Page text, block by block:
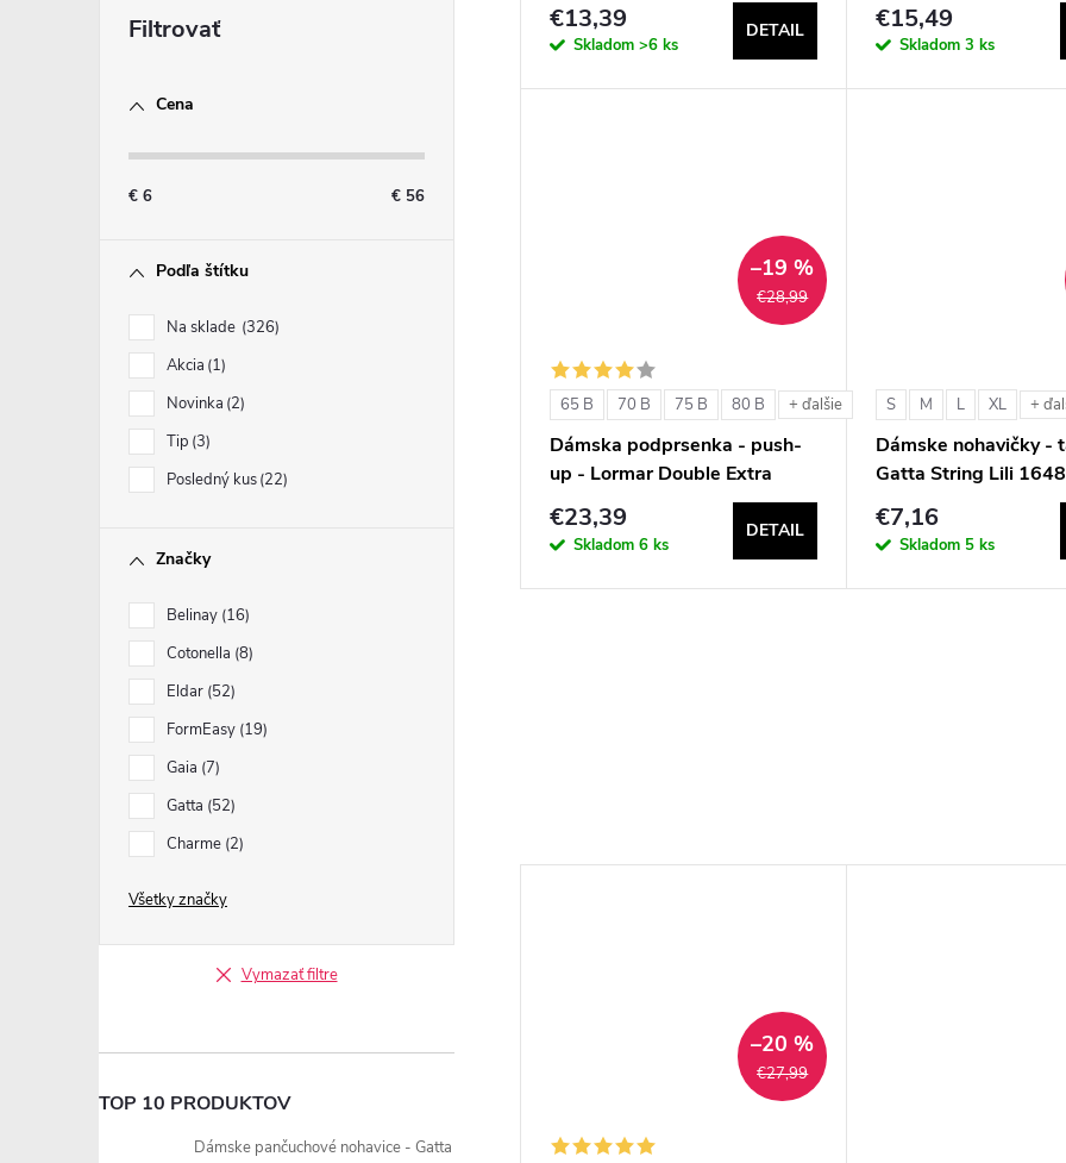
Cena
€ 6 € 56
Podľa štítku
Na sklade 326
Akcia 1
Novinka 2
Tip 3
Posledný kus 22
Značky
Belinay 16
Cotonella 8
Eldar 52
FormEasy 19
Gaia 7
Gatta 52
Charme 2
Všetky značky
Vymazať filtre
TOP 10 PRODUKTOV
Dámske pančuchové nohavice - Gatta
d
€13,39
Skladom >6 ks
DETAIL €15,49
Skladom3 ks
€28,99
–19 %
65 B 70 B 75 B 80 B + ďalšie
Dámska podprsenka - push-
up - Lormar Double Extra
€23,39
Skladom 6 ks
DETAIL
S M L XL +
Dámske nohavičky -
Gatta String Lili 1648
€7,16
Skladom 5 ks
€27,99
–20 %